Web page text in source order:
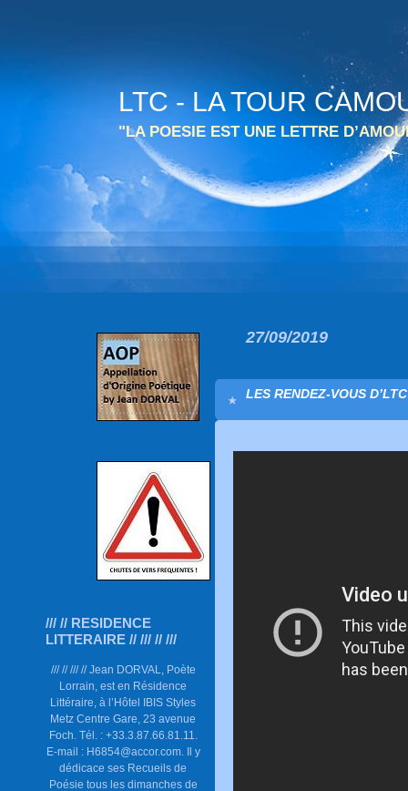
LTC - LA TOUR
"LA POESIE EST UNE LETTRE
/// // RESIDENCE
LITTERAIRE // /// // ///
/// // /// // Jean DORVAL, Poète
Lorrain, est en Résidence
Littéraire, à l’Hôtel IBIS Styles
Metz Centre Gare, 23 avenue
Foch. Tél. : +33.3.87.66.81.11.
E-mail : H6854@accor.com. Il y
dédicace ses Recueils de
Poésie tous les dimanches de
27/09/2019
LES RENDEZ-VOUS